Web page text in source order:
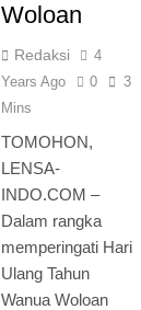
Woloan
Redaksi
4
Years Ago
0
3
Mins
TOMOHON,
LENSA-
INDO.COM –
Dalam rangka
memperingati Hari
Ulang Tahun
Wanua Woloan